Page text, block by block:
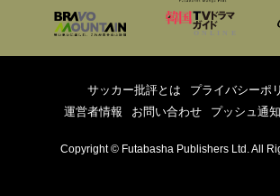
サッカー批評とは
プライバシーポ
運営者情報
お問い合わせ プッシュ通
Copyright © Futabasha Publishers Ltd. All